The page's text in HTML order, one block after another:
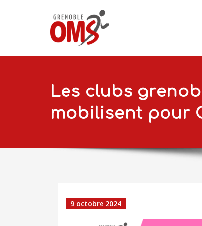
Les clubs
mobilisent pour
9 octobre 2024